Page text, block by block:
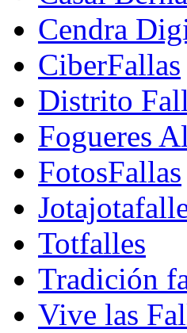
Cendra
CiberFallas
Distrito
Fogueres
FotosFallas
Totfalles
Tradición
Vive las